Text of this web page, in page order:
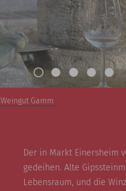
Weingut Gamm
Der in Markt Einersheim
gedeihen. Alte
Lebensraum, und die